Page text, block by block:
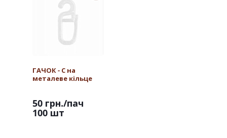
ГАЧОК - С на
металеве кільце
50 грн./пач
100 шт